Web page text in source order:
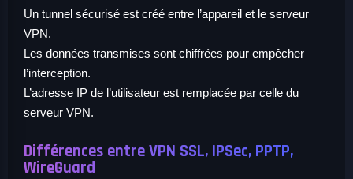
Un tunnel sécurisé est créé entre l’appareil et le serveur
VPN.
Les données transmises sont chiffrées pour empêcher
l’interception.
L’adresse IP de l’utilisateur est remplacée par celle du
serveur VPN.
Différences entre VPN SSL, IPSec, PPTP,
WireGuard